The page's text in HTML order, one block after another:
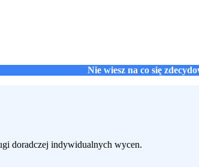
Nie wiesz na co się
doradczej indywidualnych wycen.